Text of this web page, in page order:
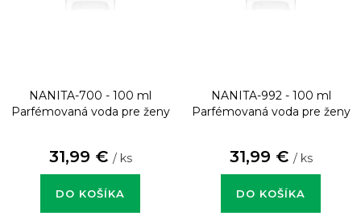
NANITA-700 - 100 ml
Parfémovaná voda pre ženy
31,99 € / ks
DO KOŠÍKA
NANITA-992 - 100 ml
Parfémovaná voda pre ženy
31,99 € / ks
DO KOŠÍKA